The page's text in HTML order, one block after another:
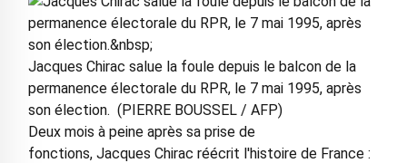
Jacques Chirac salue la foule depuis le balcon de la
permanence électorale du RPR, le 7 mai 1995, après
son élection. (PIERRE BOUSSEL / AFP)
Deux mois à peine après sa prise de
fonctions, Jacques Chirac réécrit l'histoire de France :